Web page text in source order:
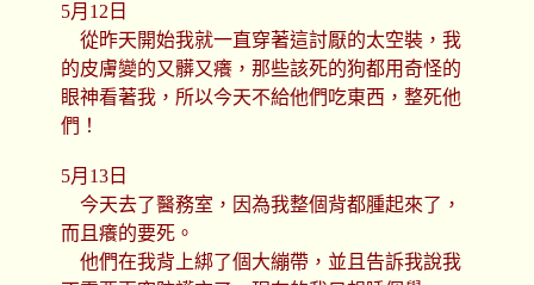
5月12日
從昨天開始我就一直穿著這討厭的太空裝，我
的皮膚變的又髒又癢，那些該死的狗都用奇怪的
眼神看著我，所以今天不給他們吃東西，整死他
們！
5月13日
今天去了醫務室，因為我整個背都腫起來了，
而且癢的要死。
他們在我背上綁了個大繃帶，並且告訴我說我